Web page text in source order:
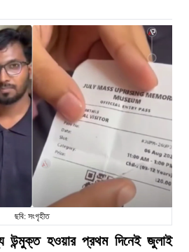
ছবি: সংগৃহীত
উন্মুক্ত হওয়ার প্রথম দিনেই জুলাই